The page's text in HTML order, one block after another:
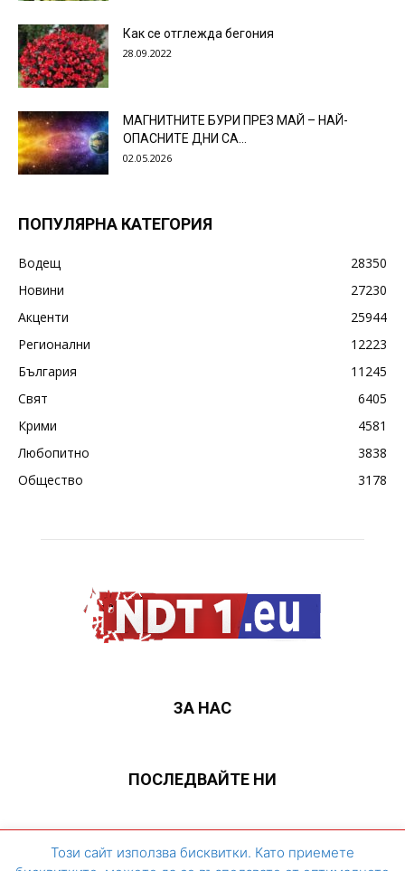
Как се отглежда бегония
28.09.2022
МАГНИТНИТЕ БУРИ ПРЕЗ МАЙ – НАЙ-
ОПАСНИТЕ ДНИ СА…
02.05.2026
ПОПУЛЯРНА КАТЕГОРИЯ
Водещ
28350
Новини
27230
Акценти
25944
Регионални
12223
България
11245
Свят
6405
Крими
4581
Любопитно
3838
Общество
3178
ЗА НАС
ПОСЛЕДВАЙТЕ НИ
ЗА НАС Контакти Архивен сайт
Този сайт използва бисквитки. Като приемете